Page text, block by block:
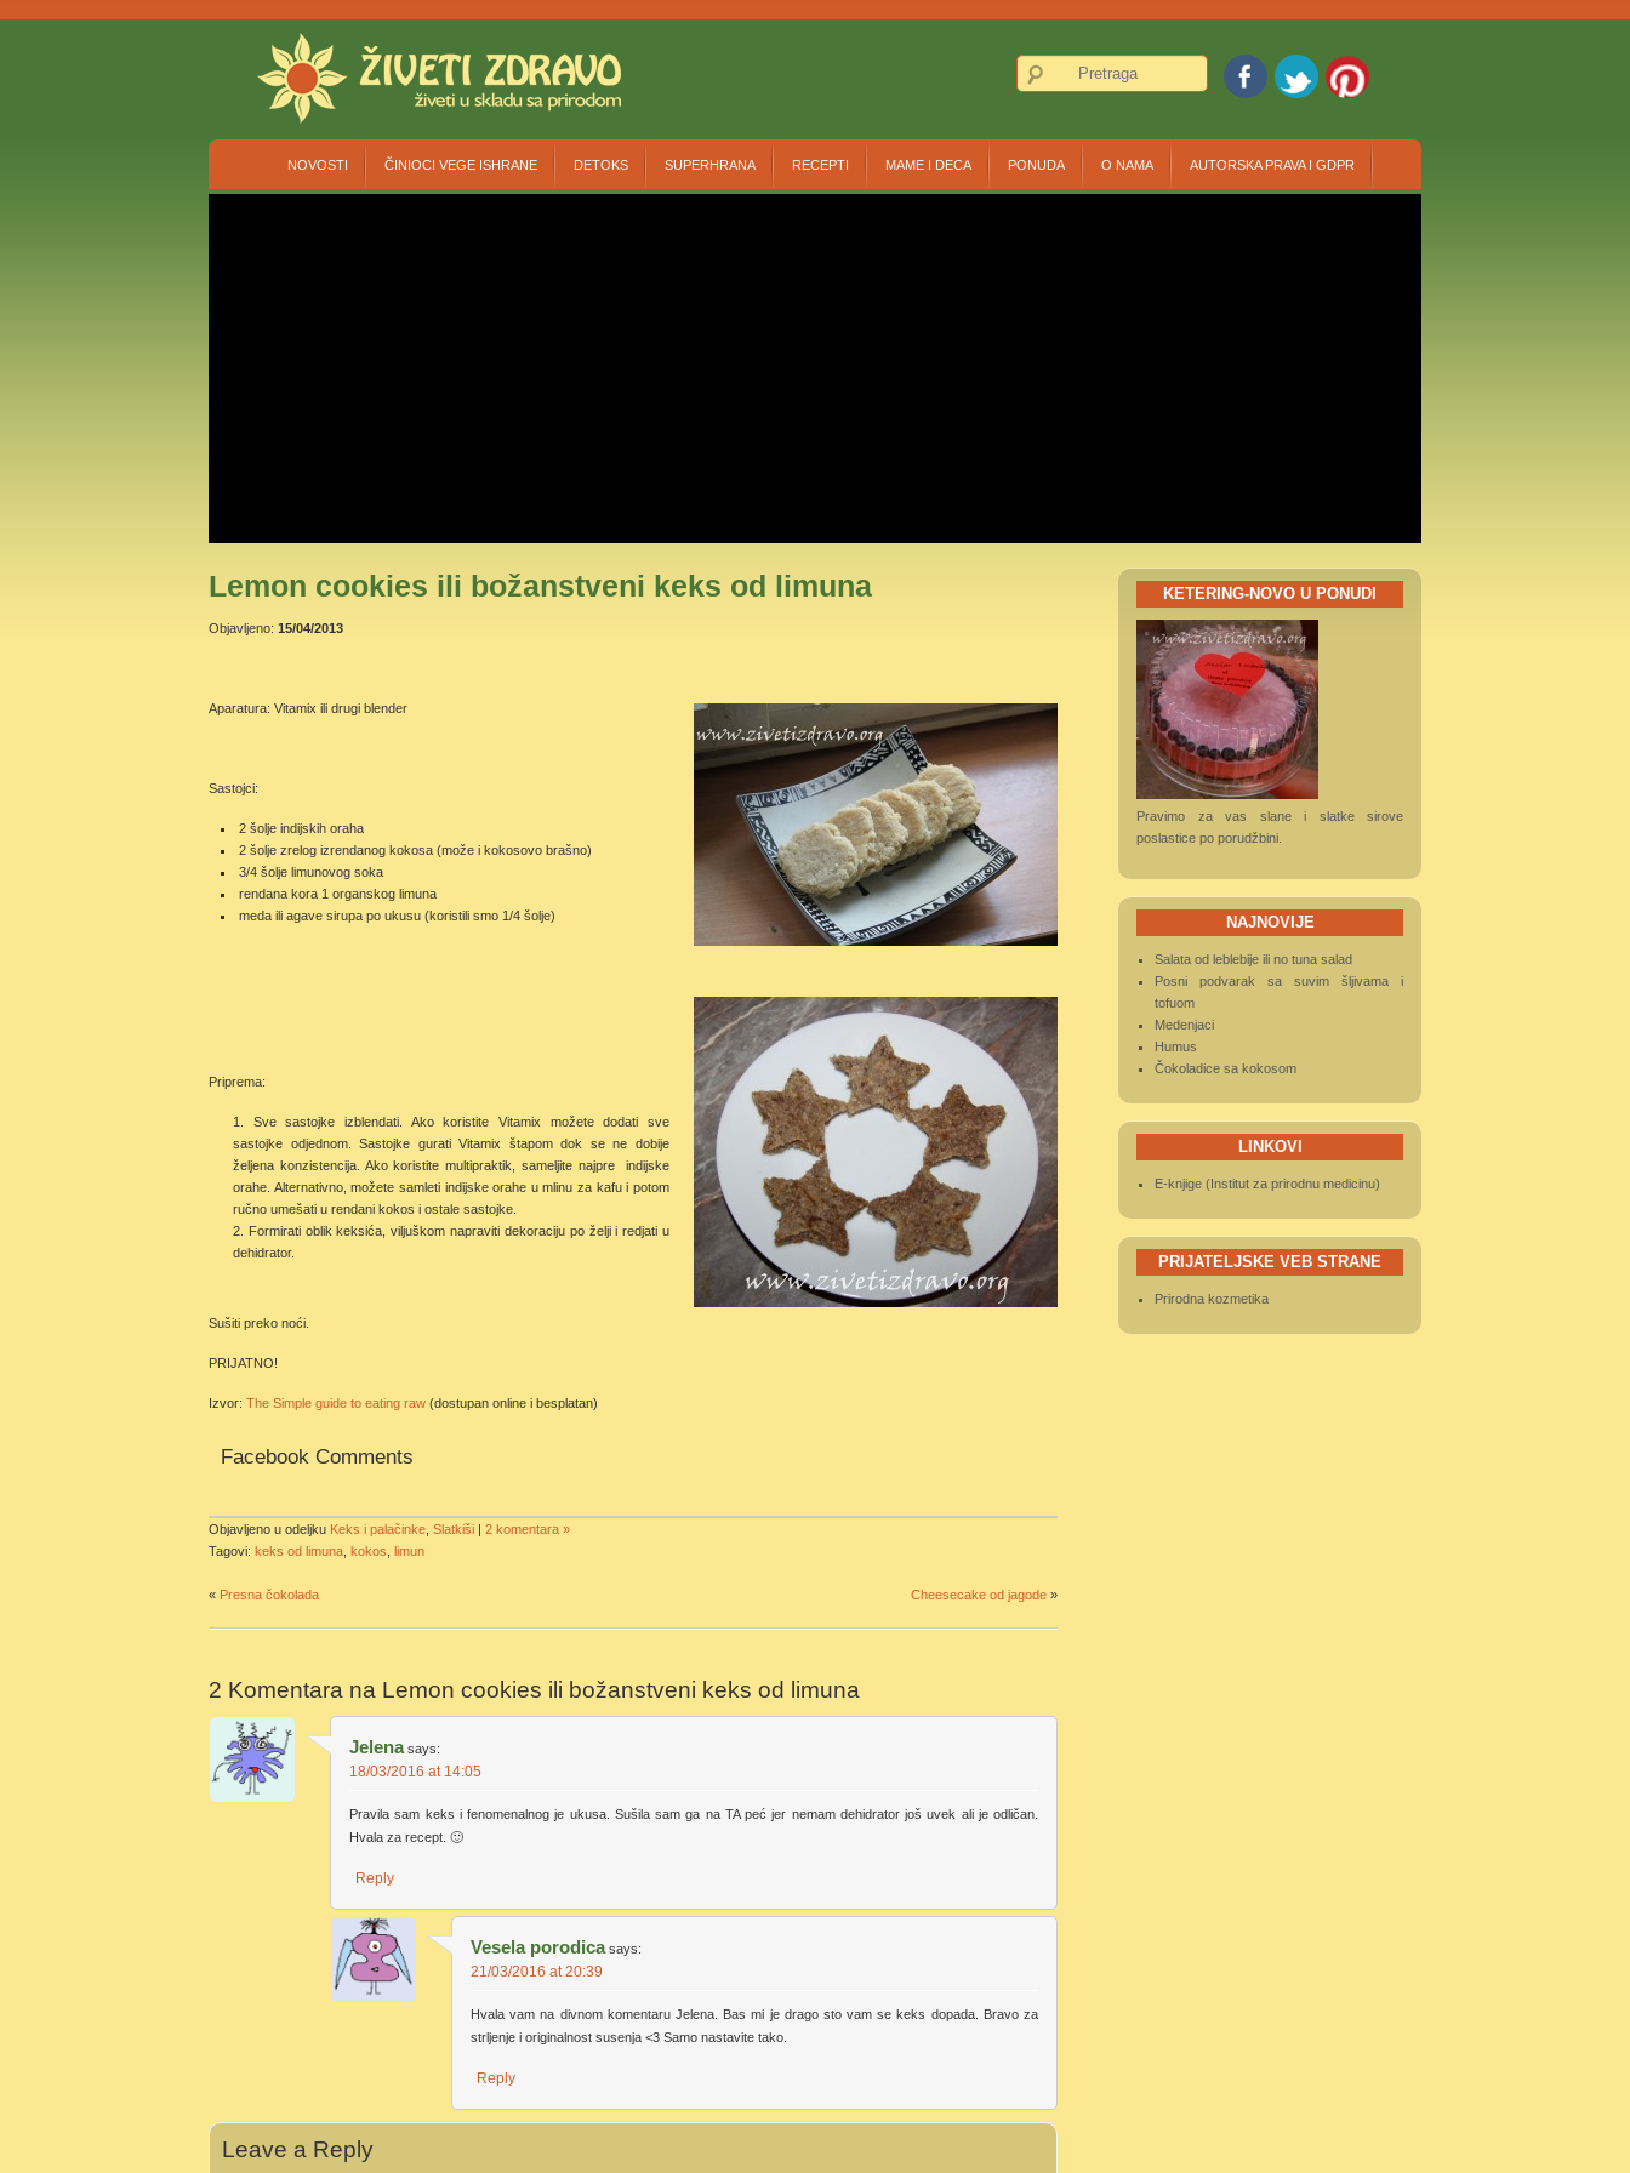
NOVOSTI ČINIOCI VEGE ISHRANE DETOKS SUPERHRANA RECEPTI MAME I DECA PONUDA O NAMA AUTORSKA PRAVA I GDPR
Lemon cookies ili božanstveni keks od limuna
Objavljeno: 15/04/2013
Aparatura: Vitamix ili drugi blender
Sastojci:
2 šolje indijskih oraha
2 šolje zrelog izrendanog kokosa (može i kokosovo brašno)
3/4 šolje limunovog soka
rendana kora 1 organskog limuna
meda ili agave sirupa po ukusu (koristili smo 1/4 šolje)
Priprema:
Sve sastojke izblendati. Ako koristite Vitamix možete dodati sve
sastojke odjednom. Sastojke gurati Vitamix štapom dok se ne dobije
željena konzistencija. Ako koristite multipraktik, sameljite najpre indijske
orahe. Alternativno, možete samleti indijske orahe u mlinu za kafu i potom
ručno umešati u rendani kokos i ostale sastojke.
Formirati oblik keksića, viljuškom napraviti dekoraciju po želji i redjati u
dehidrator.
Sušiti preko noći.
PRIJATNO!
Izvor: The Simple guide to eating raw (dostupan online i besplatan)
Facebook Comments
Objavljeno u odeljku Keks i palačinke Slatkiši | 2 komentara »
Tagovi: keks od limuna kokos limun
« Presna čokolada Cheesecake od jagode »
2 Komentara na Lemon cookies ili božanstveni keks od limuna
Jelena says:
18/03/2016 at 14:05
Pravila sam keks i fenomenalnog je ukusa. Sušila sam ga na TA peć jer nemam dehidrator još uvek ali je odličan.
Hvala za recept. 🙂
Reply
Vesela porodica says:
21/03/2016 at 20:39
Hvala vam na divnom komentaru Jelena. Bas mi je drago sto vam se keks dopada. Bravo za
strljenje i originalnost susenja <3 Samo nastavite tako.
Reply
Leave a Reply
KETERING-NOVO U PONUDI
Pravimo za vas slane i slatke sirove
poslastice po porudžbini.
NAJNOVIJE
Salata od leblebije ili no tuna salad
Posni podvarak sa suvim šljivama i
tofuom
Medenjaci
Humus
Čokoladice sa kokosom
LINKOVI
E-knjige (Institut za prirodnu medicinu)
PRIJATELJSKE VEB STRANE
Prirodna kozmetika